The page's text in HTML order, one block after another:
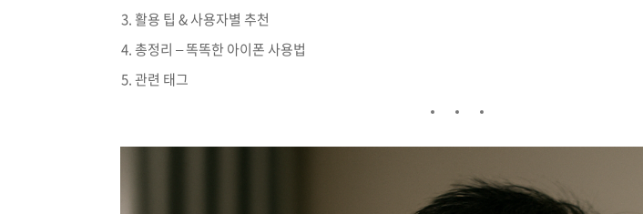
활용 팁 & 사용자별 추천
총정리 – 똑똑한 아이폰 사용법
관련 태그